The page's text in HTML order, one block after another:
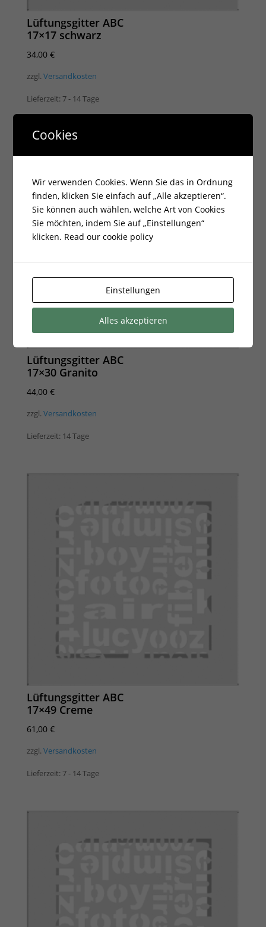
Lüftungsgitter ABC
17×17 schwarz
34,00 €
zzgl. Versandkosten
Lieferzeit: 7 - 14 Tage
Lüftungsgitter ABC
17×30 Granito
44,00 €
zzgl. Versandkosten
Lieferzeit: 14 Tage
Lüftungsgitter ABC
17×49 Creme
61,00 €
zzgl. Versandkosten
Lieferzeit: 7 - 14 Tage
Cookies
Wir verwenden Cookies. Wenn Sie das in Ordnung
finden, klicken Sie einfach auf „Alle akzeptieren“.
Sie können auch wählen, welche Art von Cookies
Sie möchten, indem Sie auf „Einstellungen“
klicken. Read our cookie policy
Einstellungen
Alles akzeptieren